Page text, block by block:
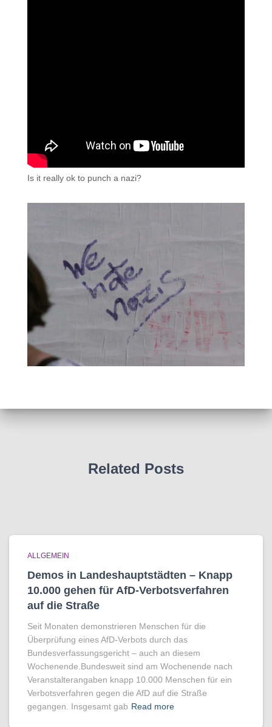
Is it really ok to punch a nazi?
Related Posts
ALLGEMEIN
Demos in Landeshauptstädten – Knapp
10.000 gehen für AfD-Verbotsverfahren
auf die Straße
Seit Monaten demonstrieren Menschen für die
Überprüfung eines AfD-Verbots durch das
Bundesverfassungsgericht – auch an diesem
Wochenende.Bundesweit sind am Wochenende nach
Veranstalterangaben knapp 10.000 Menschen für ein
Verbotsverfahren gegen die AfD auf die Straße
gegangen. Insgesamt gab Read more